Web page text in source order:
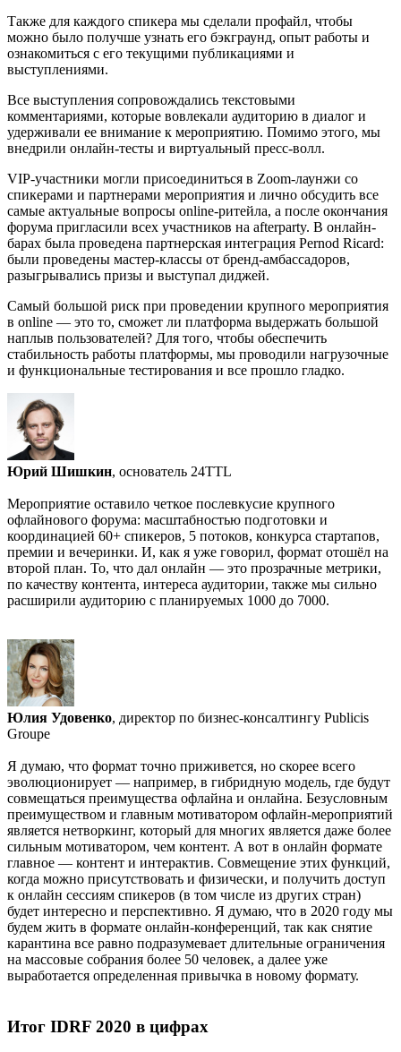
Также для каждого спикера мы сделали профайл, чтобы
можно было получше узнать его бэкграунд, опыт работы и
ознакомиться с его текущими публикациями и
выступлениями.
Все выступления сопровождались текстовыми
комментариями, которые вовлекали аудиторию в диалог и
удерживали ее внимание к мероприятию. Помимо этого, мы
внедрили онлайн-тесты и виртуальный пресс-волл.
VIP-участники могли присоединиться в Zoom-лаунжи со
спикерами и партнерами мероприятия и лично обсудить все
самые актуальные вопросы online-ритейла, а после окончания
форума пригласили всех участников на afterparty. В онлайн-
барах была проведена партнерская интеграция Pernod Ricard:
были проведены мастер-классы от бренд-амбассадоров,
разыгрывались призы и выступал диджей.
Самый большой риск при проведении крупного мероприятия
в online — это то, сможет ли платформа выдержать большой
наплыв пользователей? Для того, чтобы обеспечить
стабильность работы платформы, мы проводили нагрузочные
и функциональные тестирования и все прошло гладко.
Юрий Шишкин, основатель 24TTL
Мероприятие оставило четкое послевкусие крупного
офлайнового форума: масштабностью подготовки и
координацией 60+ спикеров, 5 потоков, конкурса стартапов,
премии и вечеринки. И, как я уже говорил, формат отошёл на
второй план. То, что дал онлайн — это прозрачные метрики,
по качеству контента, интереса аудитории, также мы сильно
расширили аудиторию с планируемых 1000 до 7000.
Юлия Удовенко, директор по бизнес-консалтингу Publicis
Groupe
Я думаю, что формат точно приживется, но скорее всего
эволюционирует — например, в гибридную модель, где будут
совмещаться преимущества офлайна и онлайна. Безусловным
преимуществом и главным мотиватором офлайн-мероприятий
является нетворкинг, который для многих является даже более
сильным мотиватором, чем контент. А вот в онлайн формате
главное — контент и интерактив. Совмещение этих функций,
когда можно присутствовать и физически, и получить доступ
к онлайн сессиям спикеров (в том числе из других стран)
будет интересно и перспективно. Я думаю, что в 2020 году мы
будем жить в формате онлайн-конференций, так как снятие
карантина все равно подразумевает длительные ограничения
на массовые собрания более 50 человек, а далее уже
выработается определенная привычка в новому формату.
Итог IDRF 2020 в цифрах